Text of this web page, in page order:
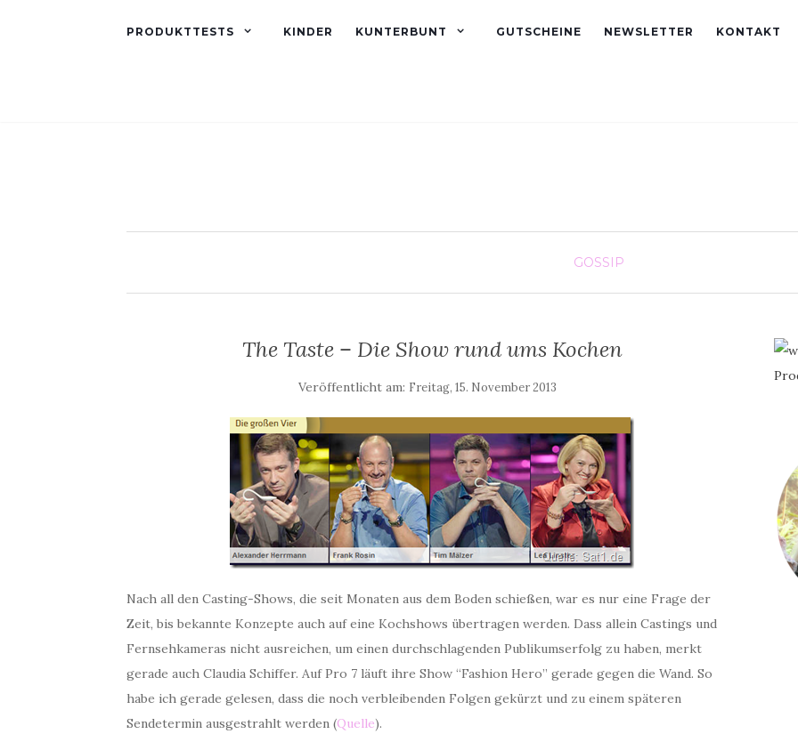
PRODUKTTESTS KINDER KUNTERBUNT GUTSCHEINE NEWSLETTER KONTAKT
GOSSIP
The Taste – Die Show rund ums Kochen
Veröffentlicht am: Freitag, 15. November 2013
Nach all den Casting-Shows, die seit Monaten aus dem Boden schießen, war es nur eine Frage der
Zeit, bis bekannte Konzepte auch auf eine Kochshows übertragen werden. Dass allein Castings und
Fernsehkameras nicht ausreichen, um einen durchschlagenden Publikumserfolg zu haben, merkt
gerade auch Claudia Schiffer. Auf Pro 7 läuft ihre Show “Fashion Hero” gerade gegen die Wand. So
habe ich gerade gelesen, dass die noch verbleibenden Folgen gekürzt und zu einem späteren
Sendetermin ausgestrahlt werden (Quelle).